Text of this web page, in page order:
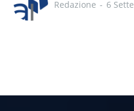
Redazione - 6